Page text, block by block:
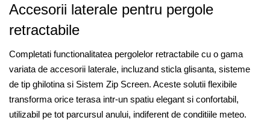
Accesorii laterale pentru pergole
retractabile
Completati functionalitatea pergolelor retractabile cu o gama
variata de accesorii laterale, incluzand sticla glisanta, sisteme
de tip ghilotina si Sistem Zip Screen. Aceste solutii flexibile
transforma orice terasa intr-un spatiu elegant si confortabil,
utilizabil pe tot parcursul anului, indiferent de conditiile meteo.